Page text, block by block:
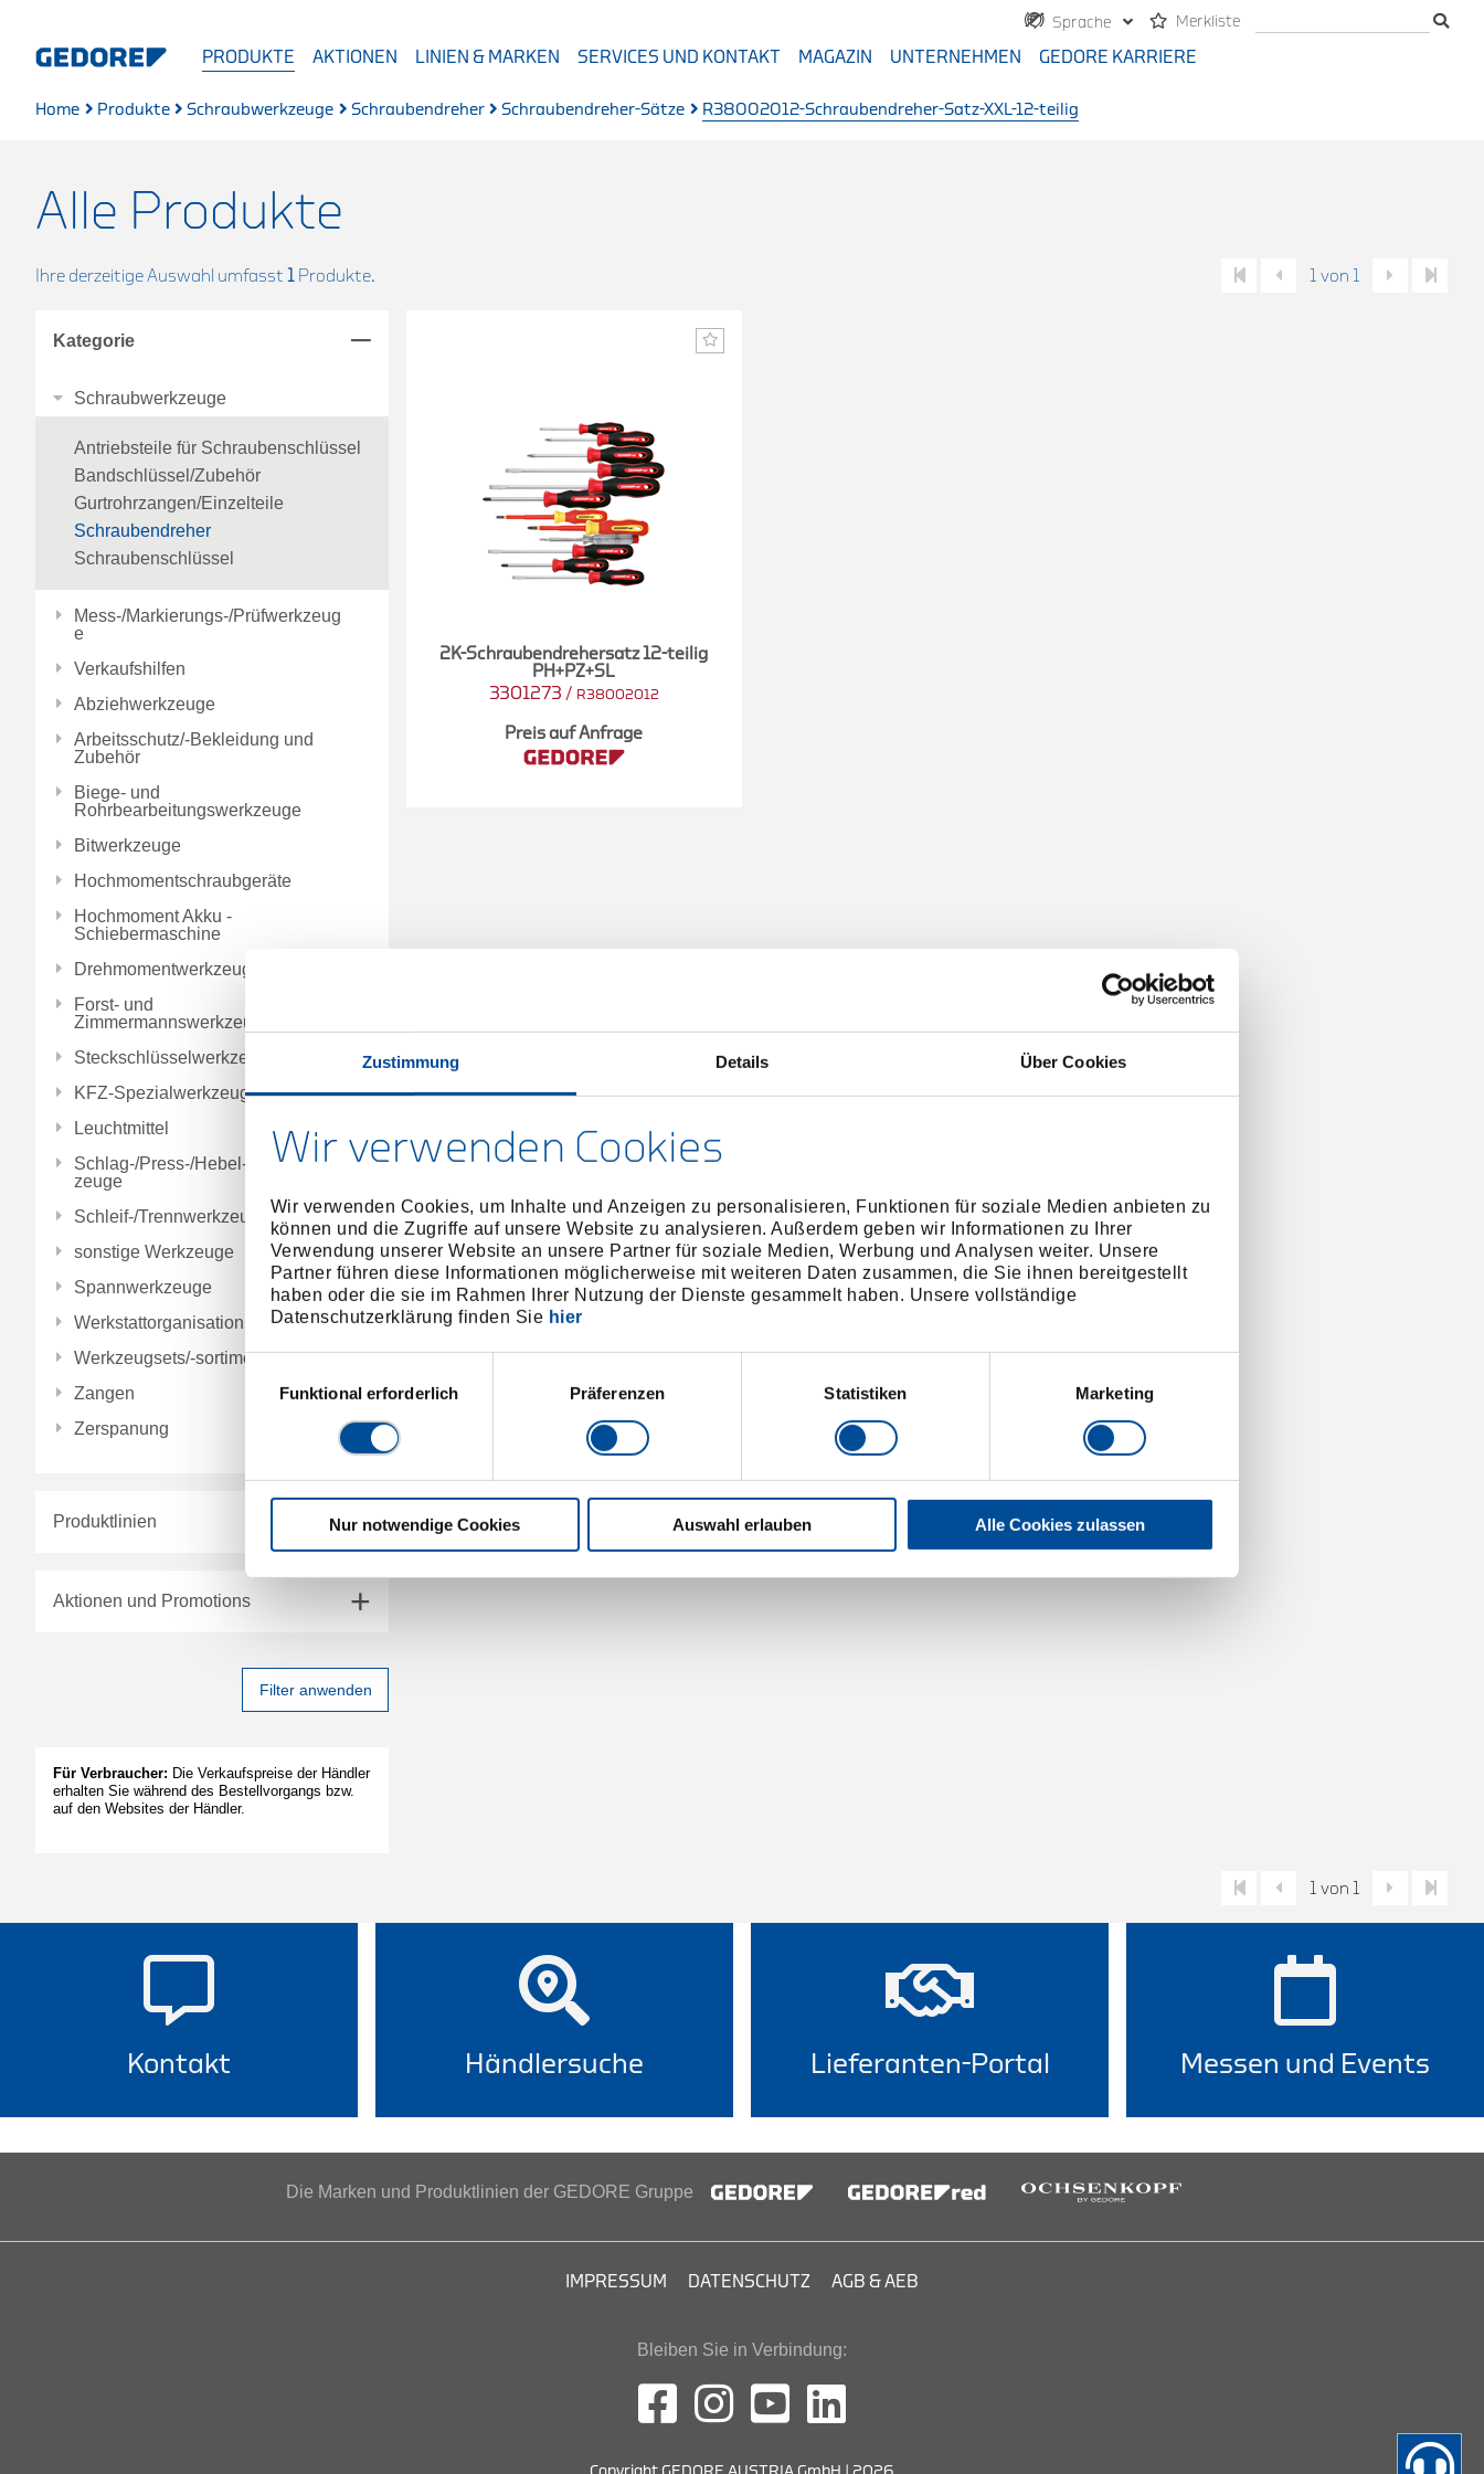
Zustimmung Details Über Cookies
Wir verwenden Cookies
Wir verwenden Cookies, um Inhalte und Anzeigen zu personalisieren, Funktionen für soziale Medien anbieten zu
können und die Zugriffe auf unsere Website zu analysieren. Außerdem geben wir Informationen zu Ihrer
Verwendung unserer Website an unsere Partner für soziale Medien, Werbung und Analysen weiter. Unsere
Partner führen diese Informationen möglicherweise mit weiteren Daten zusammen, die Sie ihnen bereitgestellt
haben oder die sie im Rahmen Ihrer Nutzung der Dienste gesammelt haben. Unsere vollständige
Datenschutzerklärung finden Sie hier
Einwilligungsauswahl
Funktional erforderlich
Präferenzen Statistiken Marketing
Nur notwendige Cookies Auswahl erlauben Alle Cookies zulassen
Sprache Merkliste
PRODUKTE AKTIONEN LINIEN & MARKEN SERVICES UND KONTAKT MAGAZIN UNTERNEHMEN GEDORE KARRIERE
Home Produkte Schraubwerkzeuge Schraubendreher Schraubendreher-Sätze R38002012-Schraubendreher-Satz-XXL-12-teilig
Alle Produkte
Ihre derzeitige Auswahl umfasst 1 Produkte. 1 von 1
Kategorie
Schraubwerkzeuge
Antriebsteile für Schraubenschlüssel
Bandschlüssel/Zubehör
Gurtrohrzangen/Einzelteile
Schraubendreher
Schraubenschlüssel
Mess-/Markierungs-/Prüfwerkzeug
e
Verkaufshilfen
Abziehwerkzeuge
Arbeitsschutz/-Bekleidung und
Zubehör
Biege- und
Rohrbearbeitungswerkzeuge
Bitwerkzeuge
Hochmomentschraubgeräte
Hochmoment Akku -
Schiebermaschine
Drehmomentwerkzeuge
Forst- und
Zimmermannswerkzeuge
Steckschlüsselwerkzeuge
KFZ-Spezialwerkzeuge
Leuchtmittel
Schlag-/Press-/Hebel-/Einbauwerk
zeuge
Schleif-/Trennwerkzeuge
sonstige Werkzeuge
Spannwerkzeuge
Werkstattorganisation
Werkzeugsets/-sortimente
Zangen
Zerspanung
Produktlinien
Aktionen und Promotions
Filter anwenden
Für Verbraucher: Die Verkaufspreise der Händler
erhalten Sie während des Bestellvorgangs bzw.
auf den Websites der Händler.
2K-Schraubendrehersatz 12-teilig
PH+PZ+SL
3301273 / R38002012
Preis auf Anfrage
1 von 1
Kontakt Händlersuche Lieferanten-Portal Messen und Events
Die Marken und Produktlinien der GEDORE Gruppe
IMPRESSUM DATENSCHUTZ AGB & AEB
Bleiben Sie in Verbindung: